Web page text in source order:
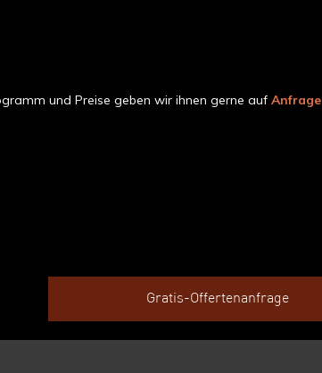
und Preise geben wir ihnen gerne auf Anfrage
Gratis-Offertenanfrage